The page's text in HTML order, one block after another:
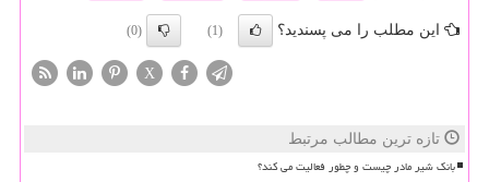
این مطلب را می پسندید؟ (1)
(0)
X
تازه ترین مطالب مرتبط
بانک شیر مادر چیست و چطور فعالیت می کند؟